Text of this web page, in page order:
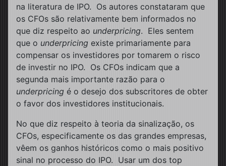
na literatura de IPO. Os autores constataram que
os CFOs são relativamente bem informados no
que diz respeito ao underpricing. Eles sentem
que o underpricing existe primariamente para
compensar os investidores por tomarem o risco
de investir no IPO. Os CFOs indicam que a
segunda mais importante razão para o
underpricing é o desejo dos subscritores de obter
o favor dos investidores institucionais.
No que diz respeito à teoria da sinalização, os
CFOs, especificamente os das grandes empresas,
vêem os ganhos históricos como o mais positivo
sinal no processo do IPO. Usar um dos top